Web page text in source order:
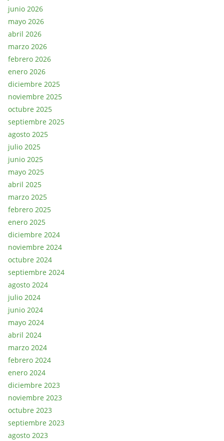
junio 2026
mayo 2026
abril 2026
marzo 2026
febrero 2026
enero 2026
diciembre 2025
noviembre 2025
octubre 2025
septiembre 2025
agosto 2025
julio 2025
junio 2025
mayo 2025
abril 2025
marzo 2025
febrero 2025
enero 2025
diciembre 2024
noviembre 2024
octubre 2024
septiembre 2024
agosto 2024
julio 2024
junio 2024
mayo 2024
abril 2024
marzo 2024
febrero 2024
enero 2024
diciembre 2023
noviembre 2023
octubre 2023
septiembre 2023
agosto 2023